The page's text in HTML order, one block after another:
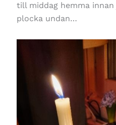
till middag hemma
plocka undan…